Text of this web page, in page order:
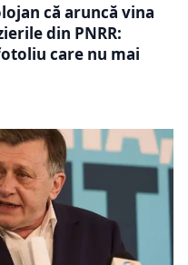
că aruncă vina
din PNRR:
care nu mai